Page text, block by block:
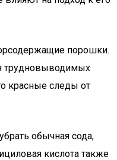
порошки.
трудновыводимых
красные следы от
обычная сода,
кислота также